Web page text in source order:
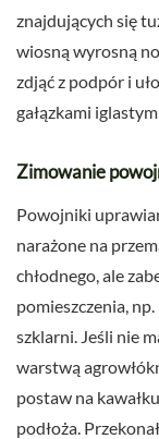
znajdujących się
wiosną wyrosną
zdjąć z podpór i
gałązkami
Zimowanie
Powojniki
narażone na
chłodnego, ale
pomieszczenia,
szklarni. Jeśli nie
warstwą
postaw na
podłoża.